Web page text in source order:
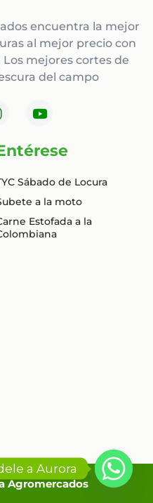
encuentra la mejor
al mejor precio con
mejores cortes de
del campo
Y
o
t
u
e
Sábado de Locura
a la moto
Estofada a la
Agromercados
a Aurora